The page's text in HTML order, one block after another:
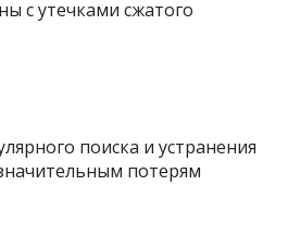
с утечками сжатого
поиска и устранения
потерям